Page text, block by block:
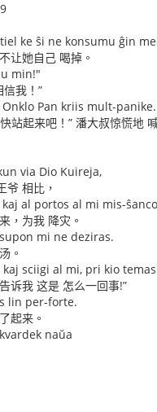
ke ŝi ne konsumu ĝin
让她自己 喝掉。
min!"
我！”
Pan kriis mult-panike.
站起来吧！” 潘大叔惊慌地
via Dio Kuireja,
爷 相比，
al portos al mi mis-
，为我 降灾。
mi ne deziras.
。
sciigi al mi, pri kio
诉我 这是 怎么一回事!”
lin per-forte.
起来。
naŭa